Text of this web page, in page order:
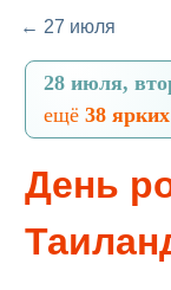
← 27 июля
28 июля,
ещё 38 ярких
День